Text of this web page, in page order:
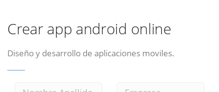
Crear app android online
Diseño y desarrollo de aplicaciones moviles.